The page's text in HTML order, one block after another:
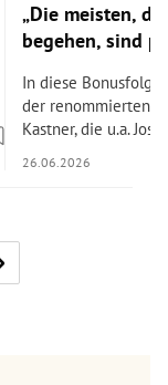
„Die meisten,
begehen, sind
In diese
der renommierten
Kastner, die u.a.
26.06.2026